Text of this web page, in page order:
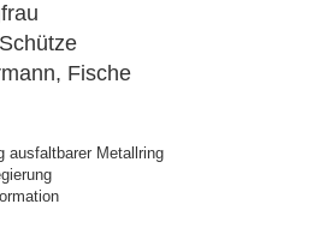
Fische
ausfaltbarer Metallring